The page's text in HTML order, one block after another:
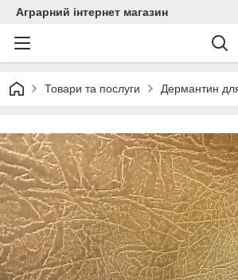
Аграрний інтернет магазин
Товари та послуги Дермантин